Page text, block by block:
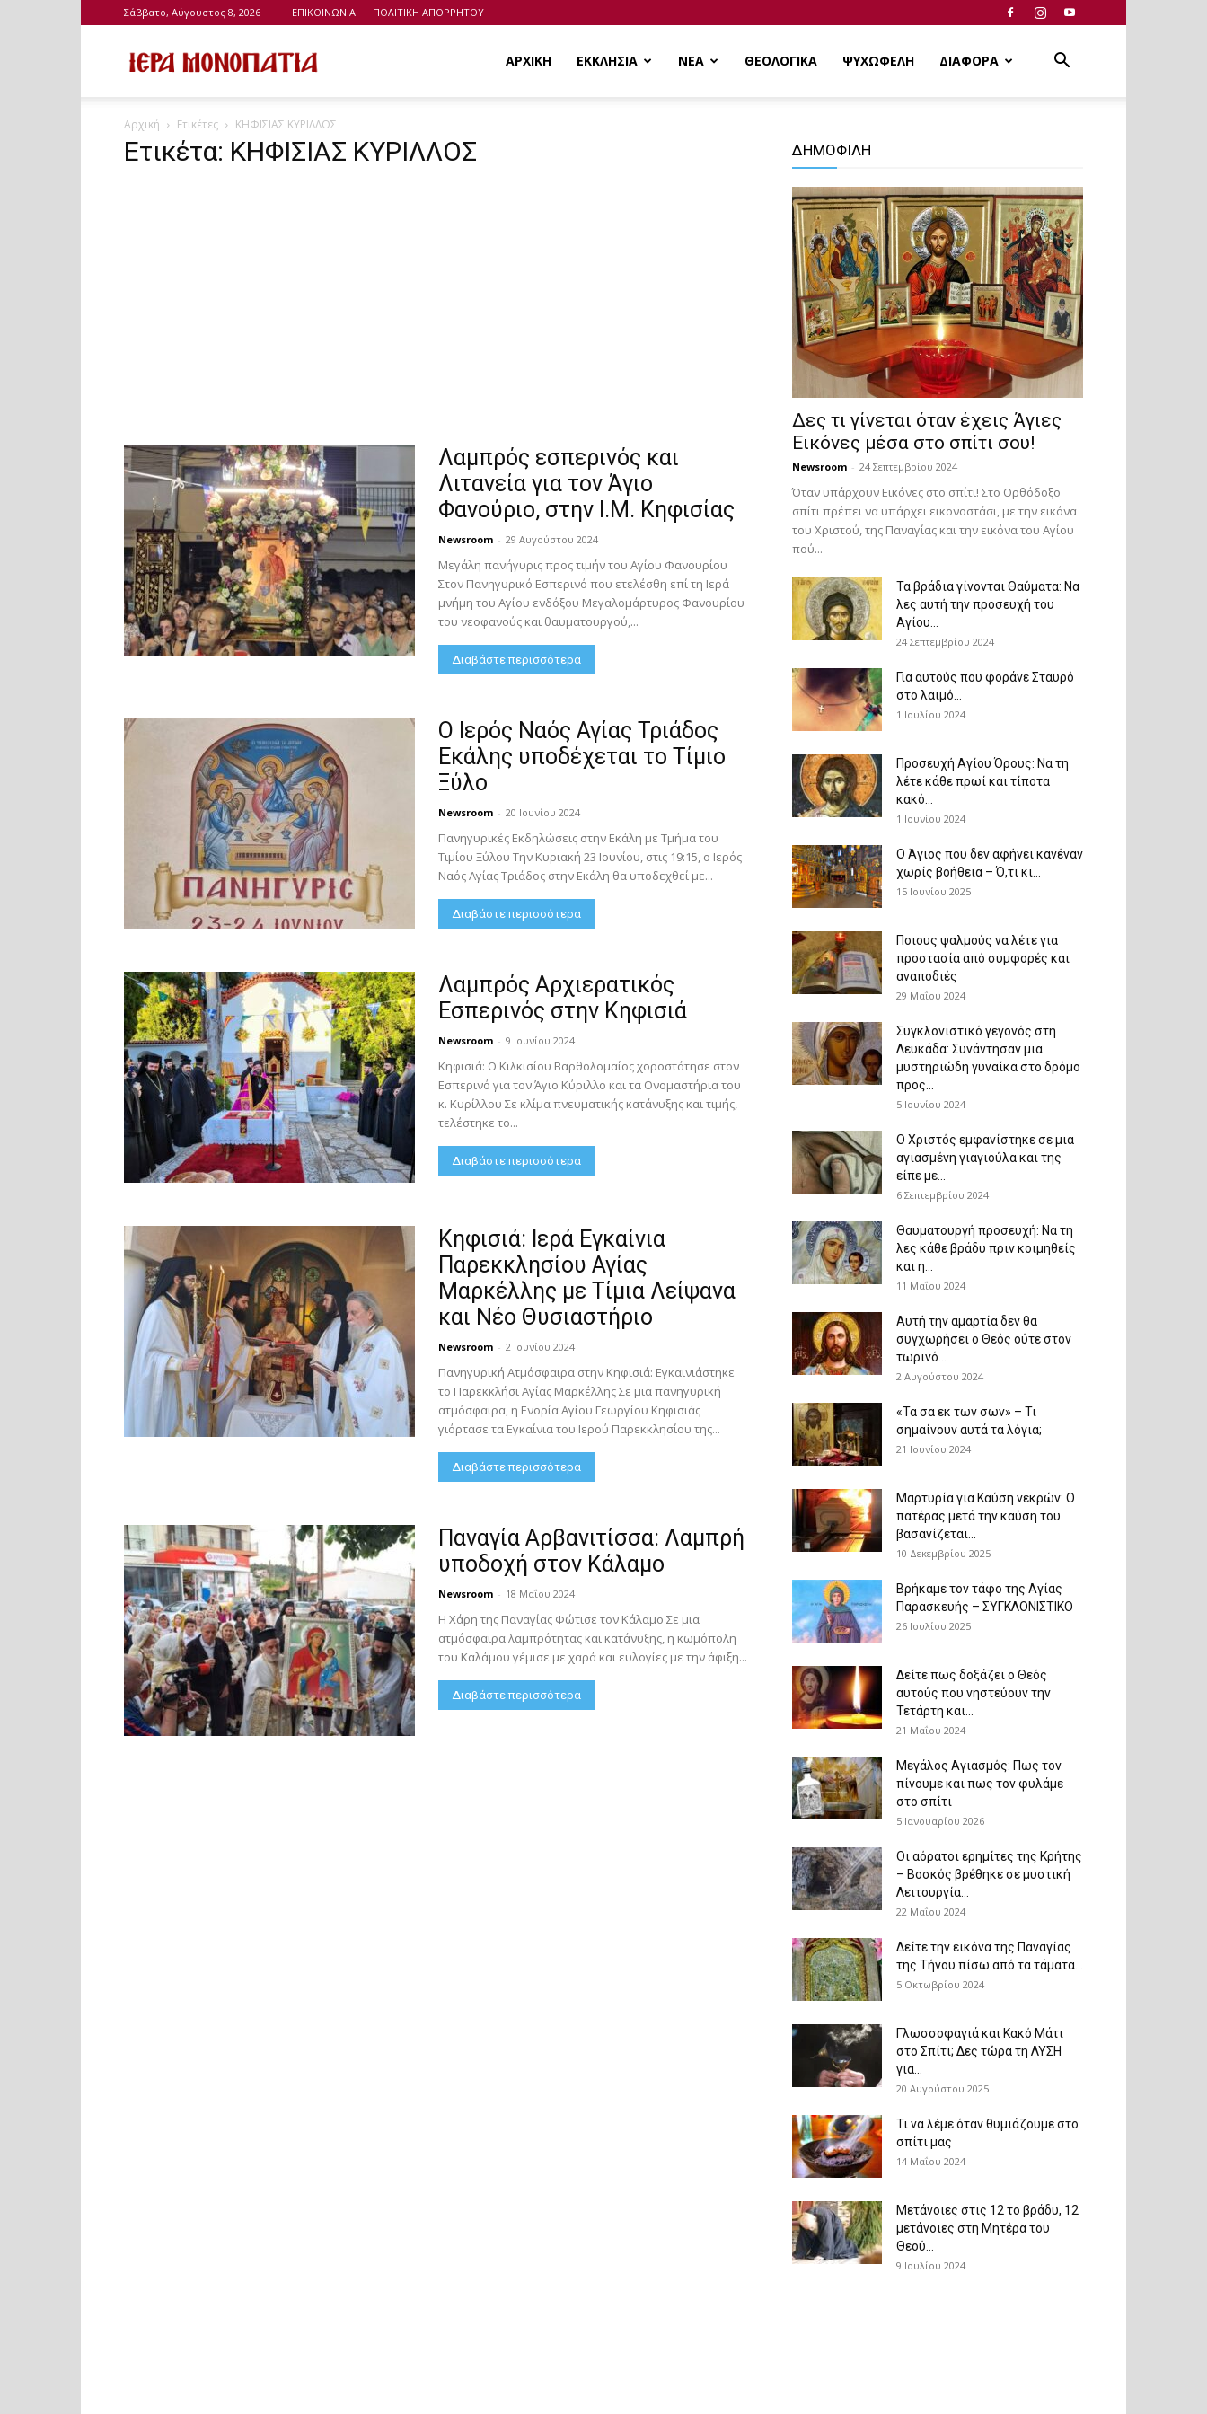
Σάββατο, Αύγουστος 8, 2026 ΕΠΙΚΟΙΝΩΝΙΑ ΠΟΛΙΤΙΚΗ ΑΠΟΡΡΗΤΟΥ
Μονοπάτια
ΑΡΧΙΚΗ ΕΚΚΛΗΣΙΑ ΝΕΑ ΘΕΟΛΟΓΙΚΑ ΨΥΧΩΦΕΛΗ ΔΙΑΦΟΡΑ
Αρχική Ετικέτες ΚΗΦΙΣΙΑΣ ΚΥΡΙΛΛΟΣ
Ετικέτα: ΚΗΦΙΣΙΑΣ ΚΥΡΙΛΛΟΣ
Λαμπρός εσπερινός και
Λιτανεία για τον Άγιο
Φανούριο, στην Ι.Μ. Κηφισίας
Newsroom - 29 Αυγούστου 2024
Μεγάλη πανήγυρις προς τιμήν του Αγίου Φανουρίου
Στον Πανηγυρικό Εσπερινό που ετελέσθη επί τη Ιερά
μνήμη του Αγίου ενδόξου Μεγαλομάρτυρος Φανουρίου
του νεοφανούς και θαυματουργού,...
Διαβάστε περισσότερα
Ο Ιερός Ναός Αγίας Τριάδος
Εκάλης υποδέχεται το Τίμιο
Ξύλο
Newsroom - 20 Ιουνίου 2024
Πανηγυρικές Εκδηλώσεις στην Εκάλη με Τμήμα του
Τιμίου Ξύλου Την Κυριακή 23 Ιουνίου, στις 19:15, ο Ιερός
Ναός Αγίας Τριάδος στην Εκάλη θα υποδεχθεί με...
Διαβάστε περισσότερα
Λαμπρός Αρχιερατικός
Εσπερινός στην Κηφισιά
Newsroom - 9 Ιουνίου 2024
Κηφισιά: Ο Κιλκισίου Βαρθολομαίος χοροστάτησε στον
Εσπερινό για τον Άγιο Κύριλλο και τα Ονομαστήρια του
κ. Κυρίλλου Σε κλίμα πνευματικής κατάνυξης και τιμής,
τελέστηκε το...
Διαβάστε περισσότερα
Κηφισιά: Ιερά Εγκαίνια
Παρεκκλησίου Αγίας
Μαρκέλλης με Τίμια Λείψανα
και Νέο Θυσιαστήριο
Newsroom - 2 Ιουνίου 2024
Πανηγυρική Ατμόσφαιρα στην Κηφισιά: Εγκαινιάστηκε
το Παρεκκλήσι Αγίας Μαρκέλλης Σε μια πανηγυρική
ατμόσφαιρα, η Ενορία Αγίου Γεωργίου Κηφισιάς
γιόρτασε τα Εγκαίνια του Ιερού Παρεκκλησίου της...
Διαβάστε περισσότερα
Παναγία Αρβανιτίσσα: Λαμπρή
υποδοχή στον Κάλαμο
Newsroom - 18 Μαΐου 2024
Η Χάρη της Παναγίας Φώτισε τον Κάλαμο Σε μια
ατμόσφαιρα λαμπρότητας και κατάνυξης, η κωμόπολη
του Καλάμου γέμισε με χαρά και ευλογίες με την άφιξη...
Διαβάστε περισσότερα
ΔΗΜΟΦΙΛΗ
Δες τι γίνεται όταν έχεις Άγιες
Εικόνες μέσα στο σπίτι σου!
Newsroom - 24 Σεπτεμβρίου 2024
Όταν υπάρχουν Εικόνες στο σπίτι! Στο Ορθόδοξο
σπίτι πρέπει να υπάρχει εικονοστάσι, με την εικόνα
του Χριστού, της Παν­αγίας και την εικόνα του Αγίου
πού...
Τα βράδια γίνονται Θαύματα: Να
λες αυτή την προσευχή του
Αγίου...
24 Σεπτεμβρίου 2024
Για αυτούς που φοράνε Σταυρό
στο λαιμό…
1 Ιουλίου 2024
Προσευχή Αγίου Όρους: Να τη
λέτε κάθε πρωί και τίποτα
κακό...
1 Ιουνίου 2024
Ο Άγιος που δεν αφήνει κανέναν
χωρίς βοήθεια – Ό,τι κι...
15 Ιουνίου 2025
Ποιους ψαλμούς να λέτε για
προστασία από συμφορές και
αναποδιές
29 Μαΐου 2024
Συγκλονιστικό γεγονός στη
Λευκάδα: Συνάντησαν μια
μυστηριώδη γυναίκα στο δρόμο
προς...
5 Ιουνίου 2024
Ο Χριστός εμφανίστηκε σε μια
αγιασμένη γιαγιούλα και της
είπε με...
6 Σεπτεμβρίου 2024
Θαυματουργή προσευχή: Να τη
λες κάθε βράδυ πριν κοιμηθείς
και η...
11 Μαΐου 2024
Αυτή την αμαρτία δεν θα
συγχωρήσει ο Θεός ούτε στον
τωρινό...
2 Αυγούστου 2024
«Τα σα εκ των σων» – Τι
σημαίνουν αυτά τα λόγια;
21 Ιουνίου 2024
Μαρτυρία για Καύση νεκρών: Ο
πατέρας μετά την καύση του
βασανίζεται...
10 Δεκεμβρίου 2025
Βρήκαμε τον τάφο της Αγίας
Παρασκευής – ΣΥΓΚΛΟΝΙΣΤΙΚΟ
26 Ιουλίου 2025
Δείτε πως δοξάζει ο Θεός
αυτούς που νηστεύουν την
Τετάρτη και...
21 Μαΐου 2024
Μεγάλος Αγιασμός: Πως τον
πίνουμε και πως τον φυλάμε
στο σπίτι
5 Ιανουαρίου 2026
Οι αόρατοι ερημίτες της Κρήτης
– Βοσκός βρέθηκε σε μυστική
Λειτουργία...
22 Μαΐου 2024
Δείτε την εικόνα της Παναγίας
της Τήνου πίσω από τα τάματα...
5 Οκτωβρίου 2024
Γλωσσοφαγιά και Κακό Μάτι
στο Σπίτι; Δες τώρα τη ΛΥΣΗ
για...
20 Αυγούστου 2025
Τι να λέμε όταν θυμιάζουμε στο
σπίτι μας
14 Μαΐου 2024
Μετάνοιες στις 12 το βράδυ, 12
μετάνοιες στη Μητέρα του
Θεού...
9 Ιουλίου 2024